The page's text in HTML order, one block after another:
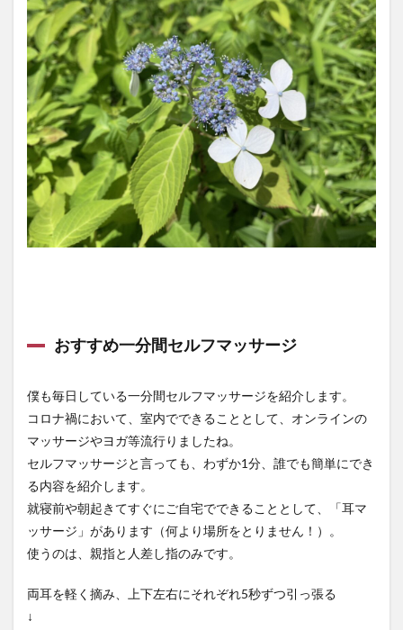
おすすめ一分間セルフマッサージ
僕も毎日している一分間セルフマッサージを紹介します。
コロナ禍において、室内でできることとして、オンラインの
マッサージやヨガ等流行りましたね。
セルフマッサージと言っても、わずか1分、誰でも簡単にでき
る内容を紹介します。
就寝前や朝起きてすぐにご自宅でできることとして、「耳マ
ッサージ」があります（何より場所をとりません！）。
使うのは、親指と人差し指のみです。
両耳を軽く摘み、上下左右にそれぞれ5秒ずつ引っ張る
↓